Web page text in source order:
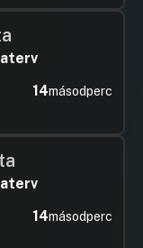
14másodperc
14másodperc